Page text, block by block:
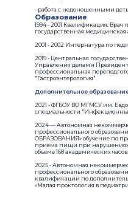
- работа с недоношенными
Образование
1994 - 2001 Квалификация:
государственная
2001 - 2002 Интернатура по
2019 - Центральная
Управления делами
профессиональная
"Гастроэнтерология"
Дополнительное
2021 - ФГБОУ ВО МГМСУ им.
специальности
2024 — Автономная
профессионального
ОБРАЗОВАНИЯ» обучение по
приёма пищи при нарушениях
объеме 168 академических часов
2025 - Автономная
профессионального
квалификации по
«Малая проктология в